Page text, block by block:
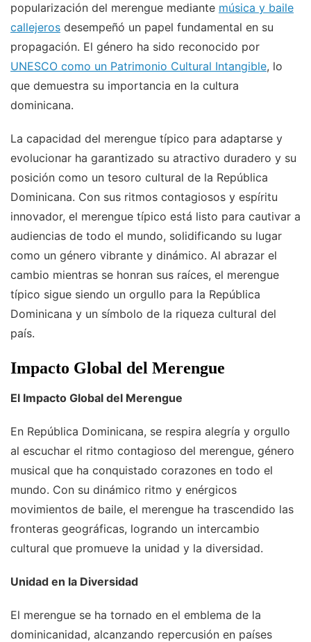
popularización del merengue mediante música y baile
callejeros desempeñó un papel fundamental en su
propagación. El género ha sido reconocido por
UNESCO como un Patrimonio Cultural Intangible, lo
que demuestra su importancia en la cultura
dominicana.
La capacidad del merengue típico para adaptarse y
evolucionar ha garantizado su atractivo duradero y su
posición como un tesoro cultural de la República
Dominicana. Con sus ritmos contagiosos y espíritu
innovador, el merengue típico está listo para cautivar a
audiencias de todo el mundo, solidificando su lugar
como un género vibrante y dinámico. Al abrazar el
cambio mientras se honran sus raíces, el merengue
típico sigue siendo un orgullo para la República
Dominicana y un símbolo de la riqueza cultural del
país.
Impacto Global del Merengue
El Impacto Global del Merengue
En República Dominicana, se respira alegría y orgullo
al escuchar el ritmo contagioso del merengue, género
musical que ha conquistado corazones en todo el
mundo. Con su dinámico ritmo y enérgicos
movimientos de baile, el merengue ha trascendido las
fronteras geográficas, logrando un intercambio
cultural que promueve la unidad y la diversidad.
Unidad en la Diversidad
El merengue se ha tornado en el emblema de la
dominicanidad, alcanzando repercusión en países